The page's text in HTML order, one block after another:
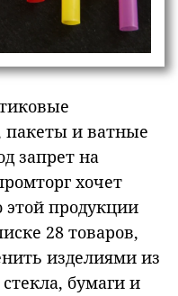
пакеты и ватные
запрет на
хочет
этой продукции
28 товаров,
изделиями из
бумаги и